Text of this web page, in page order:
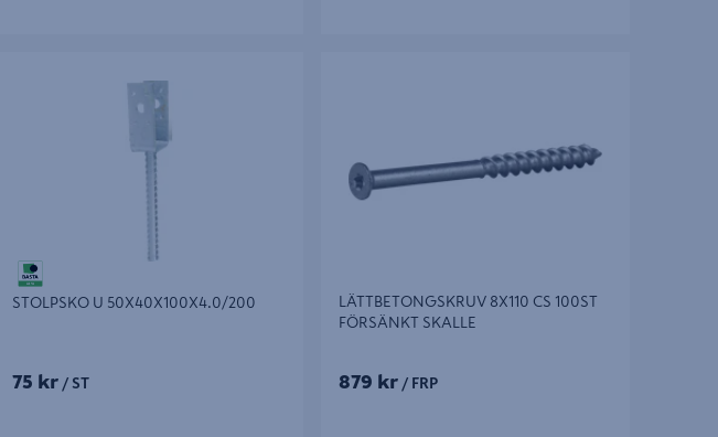
STOLPSKO U 50X40X100X4.0/200
75 kr / ST
LÄTTBETONGSKRUV 8X110 CS 100ST
FÖRSÄNKT SKALLE
879 kr / FRP